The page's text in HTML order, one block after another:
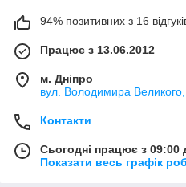
94% позитивних з 16
Працює з 13.06.2012
м. Дніпро
вул. Володимира
Контакти
Сьогодні працює з 09:00
Показати весь графік